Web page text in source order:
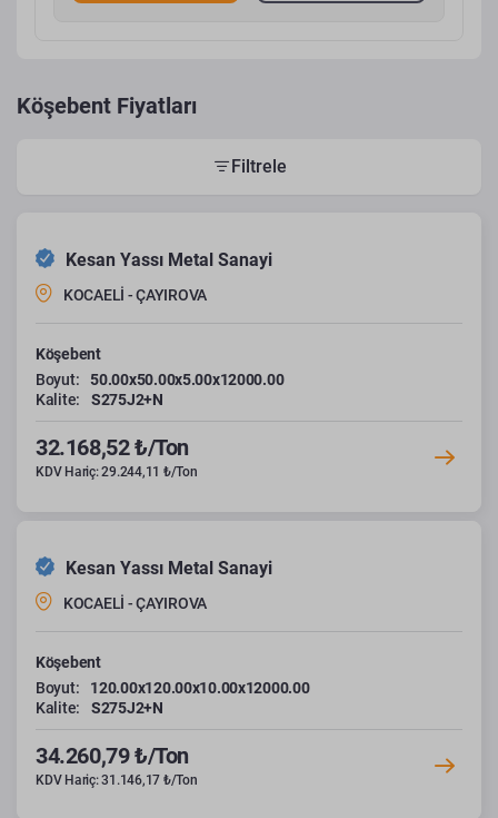
Köşebent Fiyatları
Filtrele
Kesan Yassı Metal Sanayi
KOCAELİ - ÇAYIROVA
Köşebent
Boyut:
50.00x50.00x5.00x12000.00
Kalite:
S275J2+N
32.168,52 ₺/Ton
KDV Hariç: 29.244,11 ₺/Ton
Kesan Yassı Metal Sanayi
KOCAELİ - ÇAYIROVA
Köşebent
Boyut:
120.00x120.00x10.00x12000.00
Kalite:
S275J2+N
34.260,79 ₺/Ton
KDV Hariç: 31.146,17 ₺/Ton